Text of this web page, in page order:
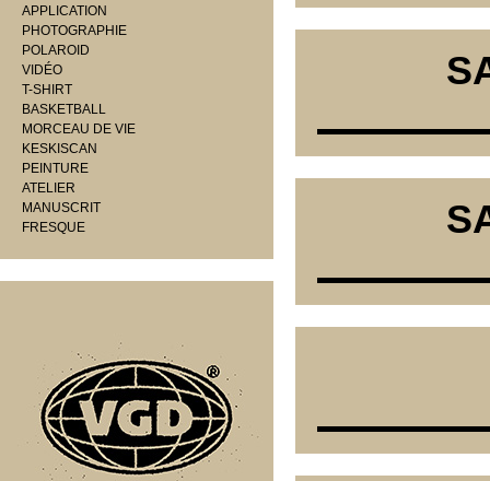
APPLICATION
PHOTOGRAPHIE
POLAROID
VIDÉO
T-SHIRT
BASKETBALL
MORCEAU DE VIE
KESKISCAN
PEINTURE
ATELIER
MANUSCRIT
FRESQUE